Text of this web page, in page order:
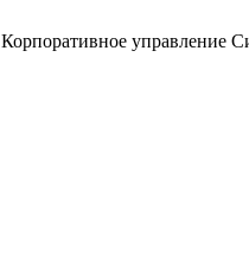
Корпоративное управление